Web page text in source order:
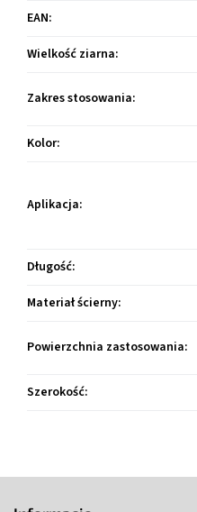
EAN:
Wielkość ziarna:
Zakres stosowania:
Kolor:
Aplikacja:
Długość:
Materiał ścierny:
Powierzchnia zastosowania:
Szerokość: